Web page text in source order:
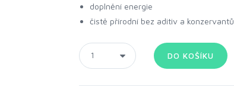
doplnění energie
čistě přírodní bez aditiv a konzervantů